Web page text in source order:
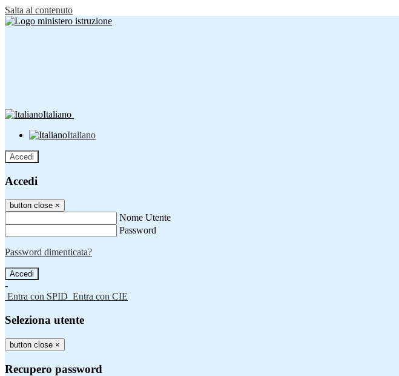
Salta al contenuto
Italiano
Italiano
Accedi
Accedi
button close ×
Nome Utente
Password
Password dimenticata?
-
Entra con SPID Entra con CIE
Seleziona utente
button close ×
Recupero password